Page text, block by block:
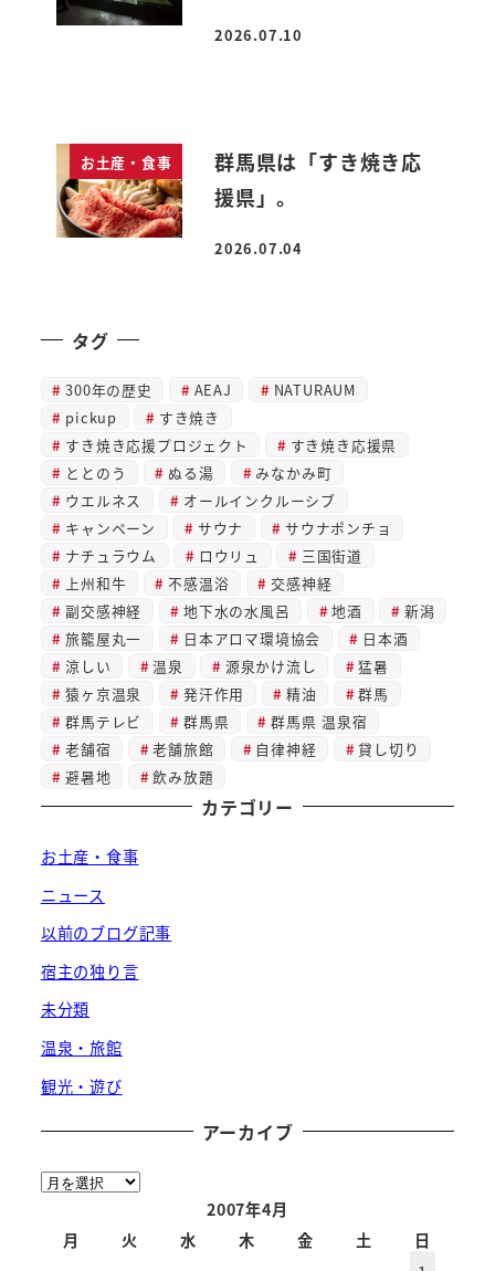
投稿日
2026.07.10
お土産・食事
群馬県は「すき焼き応
援県」。
投稿日
2026.07.04
タグ
300年の歴史 AEAJ
NATURAUM
pickup
すき焼き
すき焼き応援プロジェクト
すき焼き応援県
ととのう
ぬる湯
みなかみ町
ウエルネス
オールインクルーシブ
キャンペーン
サウナ
サウナポンチョ
ナチュラウム
ロウリュ
三国街道
上州和牛
不感温浴
交感神経
副交感神経
地下水の水風呂 地酒
新潟
旅籠屋丸一
日本アロマ環境協会
日本酒
涼しい
温泉 源泉かけ流し
猛暑
猿ヶ京温泉
発汗作用 精油
群馬
群馬テレビ
群馬県
群馬県 温泉宿
老舗宿
老舗旅館 自律神経
貸し切り
避暑地
飲み放題
カテゴリー
お土産・食事
ニュース
以前のブログ記事
宿主の独り言
未分類
温泉・旅館
観光・遊び
アーカイブ
ア
2007年4月
月
火 水 木 金 土
日